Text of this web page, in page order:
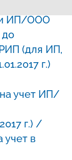
ИП/ООО
до
(для ИП,
г.)
учет ИП/
г.) /
учет в